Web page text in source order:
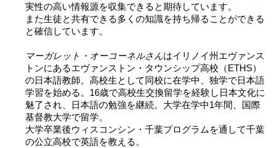
2023 Results
2022 Results
2021 Results
2019 Winner
実性の高い情報源を収集できると期待しています。
また生徒と共有できる多くの知識を持ち帰ることができる
と確信しています。
マーガレット・オーコーネルさんはイリノイ州エヴァンス
トンにあるエヴァンストン・タウンシップ高校（ETHS）
の日本語教師。高校生として同校に在学中、独学で日本語
学習を始める。16歳で高校生交換留学を経験し日本文化に
魅了され、日本語の勉強を継続。大学在学中1年間、国際
基督教大学で留学。
大学卒業後ウィスコンシン・千葉プログラムを通して千葉
の公立高校で英語を教える。